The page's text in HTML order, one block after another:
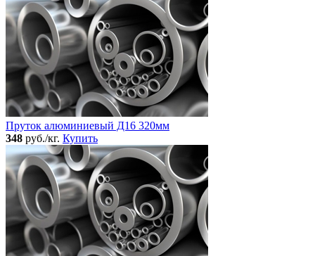
Пруток алюминиевый Д16 320мм
348 руб./кг. Купить